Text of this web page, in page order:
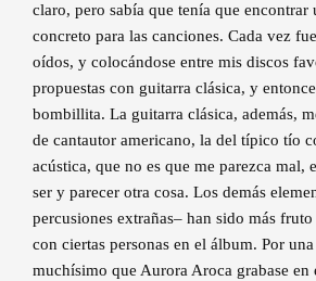
claro, pero sabía que tenía que encontrar
concreto para las canciones. Cada vez
oídos, y colocándose entre mis discos
propuestas con guitarra clásica, y
bombillita. La guitarra clásica, además,
de cantautor americano, la del típico tío
acústica, que no es que me parezca mal,
ser y parecer otra cosa. Los demás
percusiones extrañas– han sido más
con ciertas personas en el álbum. Por
muchísimo que Aurora Aroca grabase en